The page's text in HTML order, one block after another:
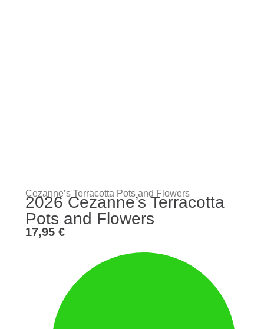
Cezanne’s Terracotta Pots and Flowers
2026 Cezanne’s Terracotta
Pots and Flowers
17,95 €